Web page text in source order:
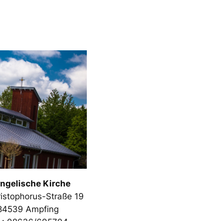
Kirche
Straße 19
Ampfing